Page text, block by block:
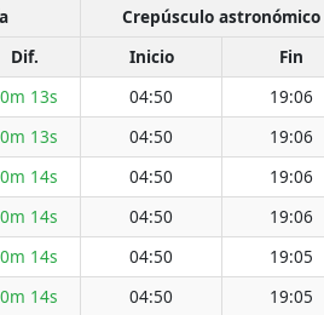
Crepúsculo astronómico
Dif. Inicio Fin
13s 04:50 19:06
13s 04:50 19:06
14s 04:50 19:06
14s 04:50 19:06
14s 04:50 19:05
14s 04:50 19:05